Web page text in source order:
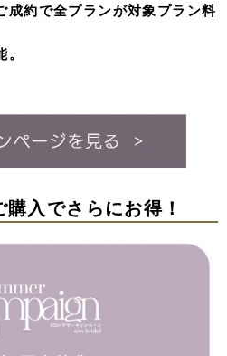
成約で全プランが対象プラン料
入でさらにお得！